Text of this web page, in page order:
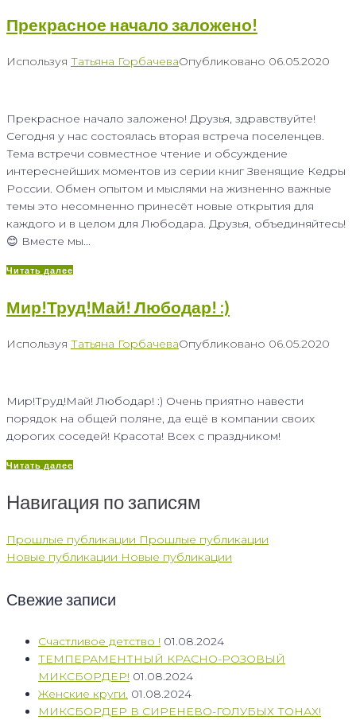
Прекрасное начало заложено!
Используя Татьяна ГорбачеваОпубликовано 06.05.2020
Прекрасное начало заложено! Друзья, здравствуйте!
Сегодня у нас состоялась вторая встреча поселенцев.
Тема встречи совместное чтение и обсуждение
интереснейших моментов из серии книг Звенящие Кедры
России. Обмен опытом и мыслями на жизненно важные
темы это несомненно принесёт новые открытия для
каждого и в целом для Любодара. Друзья, объединяйтесь!
😊 Вместе мы...
Читать далее
Мир!Труд!Май! Любодар! :)
Используя Татьяна ГорбачеваОпубликовано 06.05.2020
Мир!Труд!Май! Любодар! :) Очень приятно навести
порядок на общей поляне, да ещё в компании своих
дорогих соседей! Красота! Всех с праздником!
Читать далее
Навигация по записям
Прошлые публикации Прошлые публикации
Новые публикации Новые публикации
Свежие записи
Счастливое детство ! 01.08.2024
ТЕМПЕРАМЕНТНЫЙ КРАСНО-РОЗОВЫЙ
МИКСБОРДЕР! 01.08.2024
Женские круги. 01.08.2024
МИКСБОРДЕР В СИРЕНЕВО-ГОЛУБЫХ ТОНАХ!